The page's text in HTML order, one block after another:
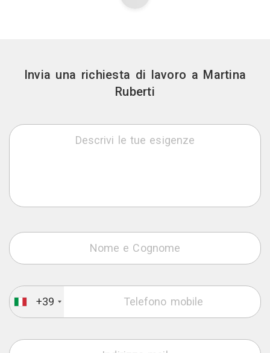
Invia una richiesta di lavoro a Martina
Ruberti
+39